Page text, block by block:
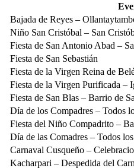
Bajada de Reyes –
Niño San Cristóbal – San
Fiesta de San Antonio Abad –
Fiesta de San Sebastián
Fiesta de la Virgen Reina de
Fiesta de la Virgen Purificada –
Fiesta de San Blas – Barrio de
Día de los Compadres – Todos
Fiesta del Niño Compadrito –
Día de las Comadres – Todos
Carnaval Cusqueño –
Kacharpari – Despedida del